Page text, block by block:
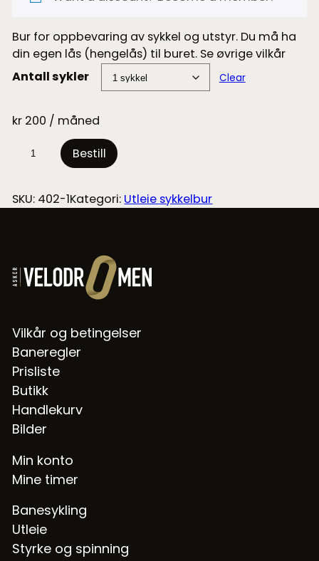
Bur for oppbevaring av sykkel og utstyr. Du må ha
din egen lås (hengelås) til buret. Se øvrige vilkår
Antall sykler
Clear
kr 200 / måned
k
u
r
t
a
l
l
Bestill
SKU: 402-1Kategori: Utleie sykkelbur
Vilkår og betingelser
Baneregler
Prisliste
Butikk
Handlekurv
Bilder
Min konto
Mine timer
Banesykling
Utleie
Styrke og spinning